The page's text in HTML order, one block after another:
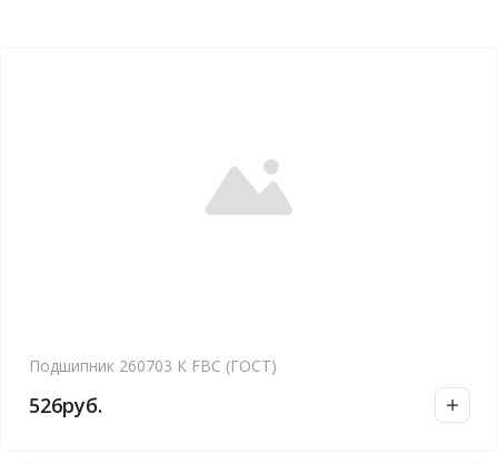
Подшипник 260703 К FBC (ГОСТ)
526руб.